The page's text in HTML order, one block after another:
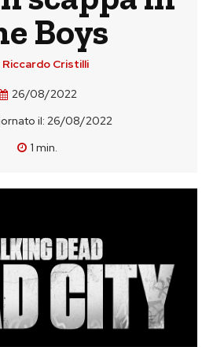
Boys
Riccardo Cristilli
26/08/2022
il: 26/08/2022
1 min.